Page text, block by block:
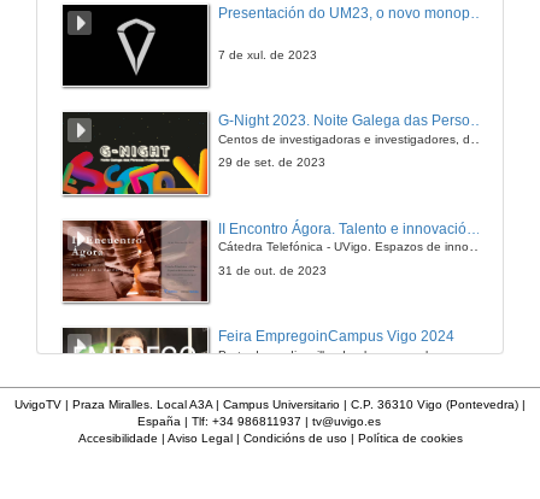
7 de xul. de 2023
G-Night 2023. Noite Galega das Persoas Investigadoras. Conciencias creativas
29 de set. de 2023
Cátedra Telefónica - UVigo. Espazos de innovación
31 de out. de 2023
Feira EmpregoinCampus Vigo 2024
Preto de medio millar de alumnas e alumnos buscan coñecer máis de preto as oportunidades que lles achegan as arredor de medio cento de empresas que participan na edición viguesa da feira. Xunto coa visita aos stands, durante a feria desenvólvense varias actividades complementarias, como obradoiros, conversas, mesas redondas ou o pasaporte de empregabilidade, un espazo no que poderán recibir asesoramento sobre o seu CV.
UvigoTV | Praza Miralles. Local A3A | Campus Universitario | C.P. 36310 Vigo (Pontevedra) |
España | Tlf: +34 986811937 | tv@uvigo.es
Accesibilidade | Aviso Legal| Condicións de uso| Política de cookies